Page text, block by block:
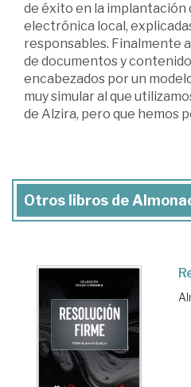
de éxito en la implantación
electrónica local,
responsables. Finalmente
de documentos y
encabezados por un
muy simular al que
de Alzira, pero que hemos
Otros libros de